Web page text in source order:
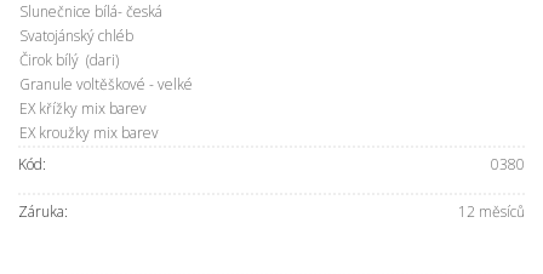
Slunečnice bílá- česká
Svatojánský chléb
Čirok bílý (dari)
Granule voltěškové - velké
EX křížky mix barev
EX kroužky mix barev
Kód:
0380
Záruka: 12 měsíců